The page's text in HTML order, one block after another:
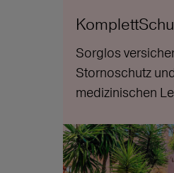
Sorglos
Stornoschutz
medizinischen